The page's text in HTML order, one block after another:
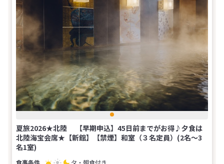
夏旅2026★北陸 【早期申込】45日前までがお得♪夕食は
北陸海宝会席★【新館】【禁煙】和室（３名定員）(2名～3
名1室)
夕・朝食付き